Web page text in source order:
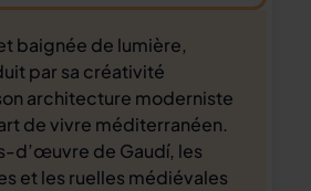
baignée de lumière,
par sa créativité
architecture moderniste
de vivre méditerranéen.
d’œuvre de Gaudí, les
et les ruelles médiévales